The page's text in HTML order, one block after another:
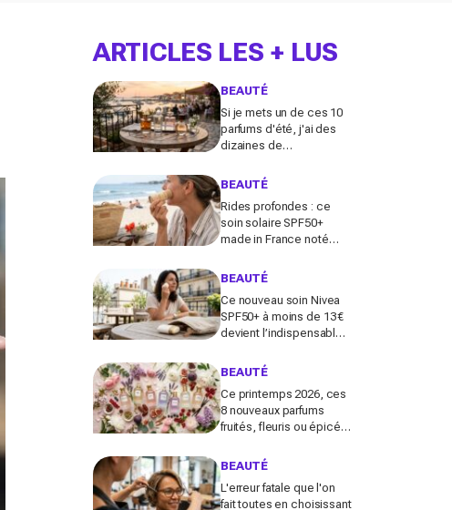
ARTICLES LES + LUS
BEAUTÉ
Si je mets un de ces 10
parfums d'été, j'ai des
dizaines de
journée
BEAUTÉ
Rides profondes : ce
soin solaire SPF50+
made in France noté
de freiner leur apparition
BEAUTÉ
Ce nouveau soin Nivea
SPF50+ à moins de 13 €
devient l’indispensable
pour éviter les dégâts du
BEAUTÉ
Ce printemps 2026, ces
8 nouveaux parfums
fruités, fleuris ou épicés
Guerlain vont booster
BEAUTÉ
L'erreur fatale que l'on
fait toutes en choisissant